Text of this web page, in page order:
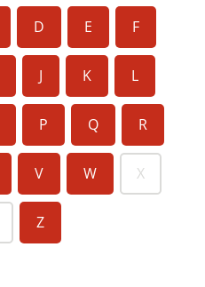
D E F
J K L
P Q R
V W X
Z